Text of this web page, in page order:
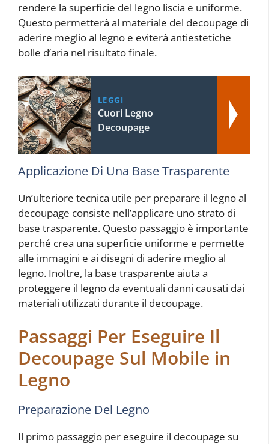
rendere la superficie del legno liscia e uniforme.
Questo permetterà al materiale del decoupage di
aderire meglio al legno e eviterà antiestetiche
bolle d’aria nel risultato finale.
LEGGI
Cuori Legno
Decoupage
Applicazione Di Una Base Trasparente
Un’ulteriore tecnica utile per preparare il legno al
decoupage consiste nell’applicare uno strato di
base trasparente. Questo passaggio è importante
perché crea una superficie uniforme e permette
alle immagini e ai disegni di aderire meglio al
legno. Inoltre, la base trasparente aiuta a
proteggere il legno da eventuali danni causati dai
materiali utilizzati durante il decoupage.
Passaggi Per Eseguire Il
Decoupage Sul Mobile in
Legno
Preparazione Del Legno
Il primo passaggio per eseguire il decoupage su